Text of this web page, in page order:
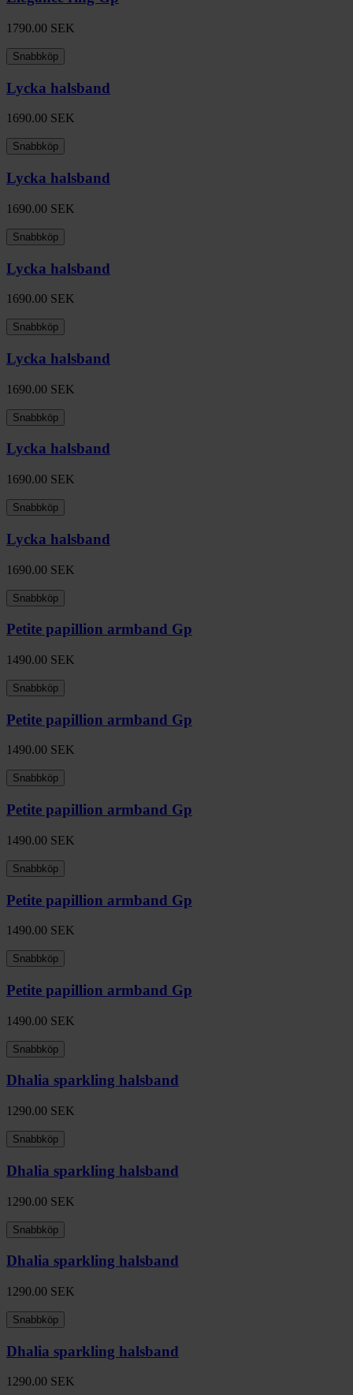
1790.00 SEK
Snabbköp
Lycka halsband
1690.00 SEK
Snabbköp
Lycka halsband
1690.00 SEK
Snabbköp
Lycka halsband
1690.00 SEK
Snabbköp
Lycka halsband
1690.00 SEK
Snabbköp
Lycka halsband
1690.00 SEK
Snabbköp
Lycka halsband
1690.00 SEK
Snabbköp
Petite papillion armband Gp
1490.00 SEK
Snabbköp
Petite papillion armband Gp
1490.00 SEK
Snabbköp
Petite papillion armband Gp
1490.00 SEK
Snabbköp
Petite papillion armband Gp
1490.00 SEK
Snabbköp
Petite papillion armband Gp
1490.00 SEK
Snabbköp
Dhalia sparkling halsband
1290.00 SEK
Snabbköp
Dhalia sparkling halsband
1290.00 SEK
Snabbköp
Dhalia sparkling halsband
1290.00 SEK
Snabbköp
Dhalia sparkling halsband
1290.00 SEK